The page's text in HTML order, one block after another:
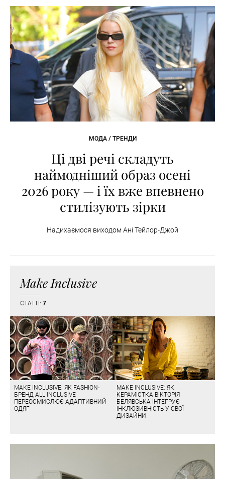
МОДА / ТРЕНДИ
Ці дві речі складуть
наймодніший образ осені
2026 року — і їх вже впевнено
стилізують зірки
Надихаємося виходом Ані Тейлор-Джой
Make Inclusive
СТАТТІ: 7
MAKE INCLUSIVE: ЯК FASHION-
БРЕНД ALL INCLUSIVE
ПЕРЕОСМИСЛЮЄ АДАПТИВНИЙ
ОДЯГ
MAKE INCLUSIVE: ЯК
КЕРАМІСТКА ВІКТОРІЯ
БЕЛЯВСЬКА ІНТЕГРУЄ
ІНКЛЮЗИВНІСТЬ У СВОЇ
ДИЗАЙНИ